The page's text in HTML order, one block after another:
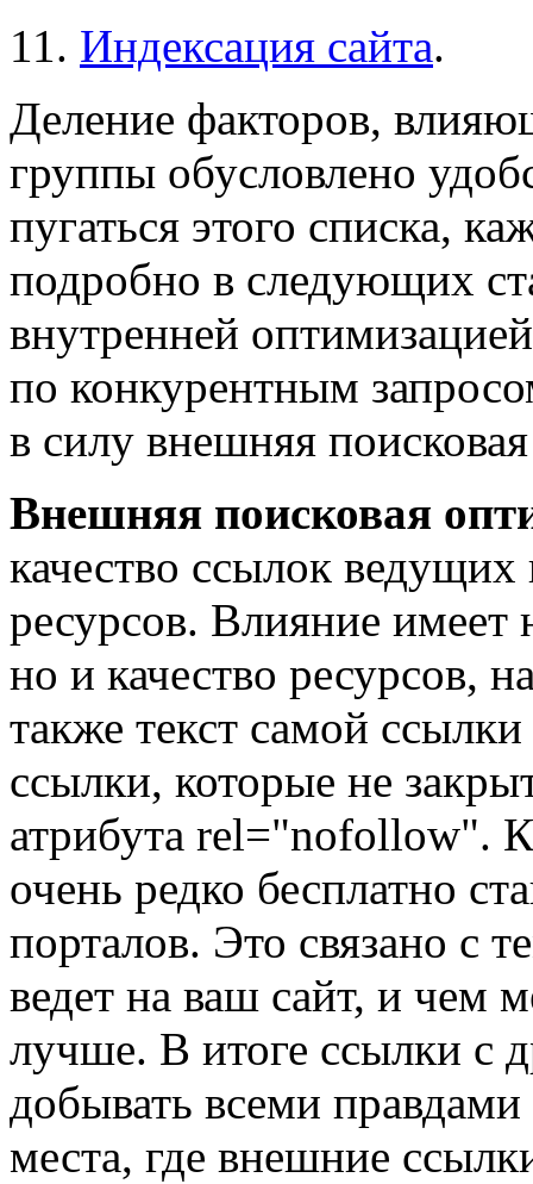
11. Индексация сайта.
Деление факторов,
группы обусловлено
пугаться этого списка,
подробно в следующих
внутренней
по конкурентным
в силу внешняя
Внешняя поисковая
качество ссылок
ресурсов. Влияние имеет
но и качество ресурсов,
также текст самой
ссылки, которые не
атрибута rel="nofollow".
очень редко бесплатно
порталов. Это связано с
ведет на ваш сайт, и чем
лучше. В итоге ссылки с
добывать всеми
места, где внешние